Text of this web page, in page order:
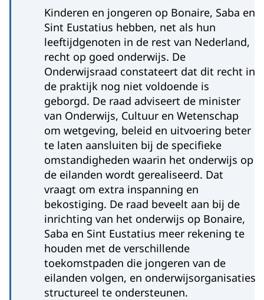
Kinderen en jongeren op Bonaire, Saba en
Sint Eustatius hebben, net als hun
leeftijdgenoten in de rest van Nederland,
recht op goed onderwijs. De
Onderwijsraad constateert dat dit recht in
de praktijk nog niet voldoende is
geborgd. De raad adviseert de minister
van Onderwijs, Cultuur en Wetenschap
om wetgeving, beleid en uitvoering beter
te laten aansluiten bij de specifieke
omstandigheden waarin het onderwijs op
de eilanden wordt gerealiseerd. Dat
vraagt om extra inspanning en
bekostiging. De raad beveelt aan bij de
inrichting van het onderwijs op Bonaire,
Saba en Sint Eustatius meer rekening te
houden met de verschillende
toekomstpaden die jongeren van de
eilanden volgen, en onderwijsorganisaties
structureel te ondersteunen.